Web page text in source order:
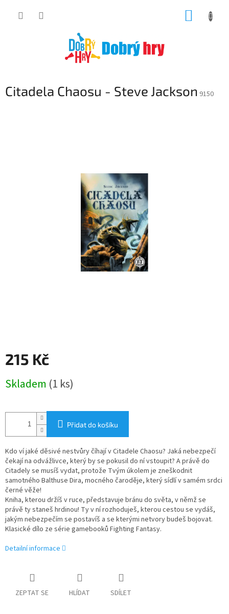
Citadela Chaosu - Steve Jackson 9150
215 Kč
cena:
Skladem (1 ks)
Přidat do košíku
Kdo ví jaké děsivé nestvůry číhají v Citadele Chaosu? Jaká nebezpečí
čekají na odvážlivce, který by se pokusil do ní vstoupit? A právě do
Citadely se musíš vydat, protože Tvým úkolem je zneškodnit
samotného Balthuse Dira, mocného čaroděje, který sídlí v samém srdci
černé věže!
Kniha, kterou držíš v ruce, představuje bránu do světa, v němž se
právě ty staneš hrdinou! Ty v ní rozhoduješ, kterou cestou se vydáš,
jakým nebezpečím se postavíš a se kterými netvory budeš bojovat.
Klasické dílo ze série gamebooků Fighting Fantasy.
Detailní informace
ZEPTAT SE HLÍDAT SDÍLET